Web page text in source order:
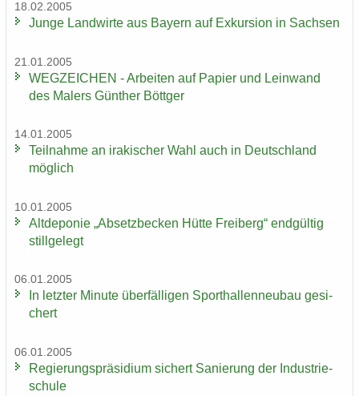
18.02.2005
Junge Land­wir­te aus Bay­ern auf Ex­kur­si­on in Sach­sen
21.01.2005
WEG­ZEI­CHEN - Ar­bei­ten auf Pa­pier und Lein­wand
des Ma­lers Gün­ther Bött­ger
14.01.2005
Teil­nah­me an ira­ki­scher Wahl auch in Deutsch­land
mög­lich
10.01.2005
Alt­de­po­nie „Ab­setz­be­cken Hütte Frei­berg“ end­gül­tig
still­ge­legt
06.01.2005
In letz­ter Mi­nu­te über­fäl­li­gen Sport­hal­len­neu­bau ge­si­
chert
06.01.2005
Re­gie­rungs­prä­si­di­um si­chert Sa­nie­rung der In­dus­trie­
schu­le